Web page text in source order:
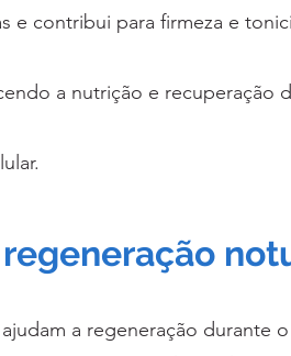
e contribui para firmeza e
a nutrição e recuperação
ajudam a regeneração durante